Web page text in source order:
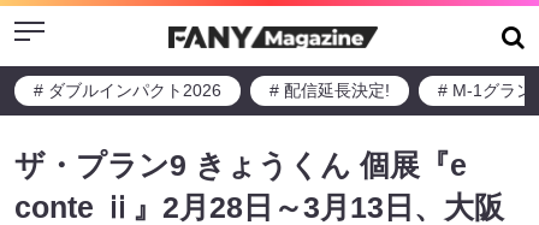
Menu
# ダブルインパクト2026 # 配信延長決定! # M-1グラン
ザ・プラン9 きょうくん 個展『e
conte ⅱ』2月28日～3月13日、大阪